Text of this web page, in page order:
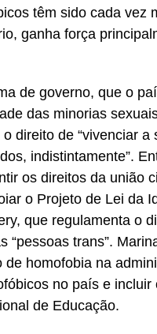
têm sido cada vez
ganha força
de governo, que o
das minorias
direito de “vivenciar a
indistintamente”.
os direitos da união
o Projeto de Lei da
que regulamenta o
trans”.
homofobia na
no país e incluir
de Educação.